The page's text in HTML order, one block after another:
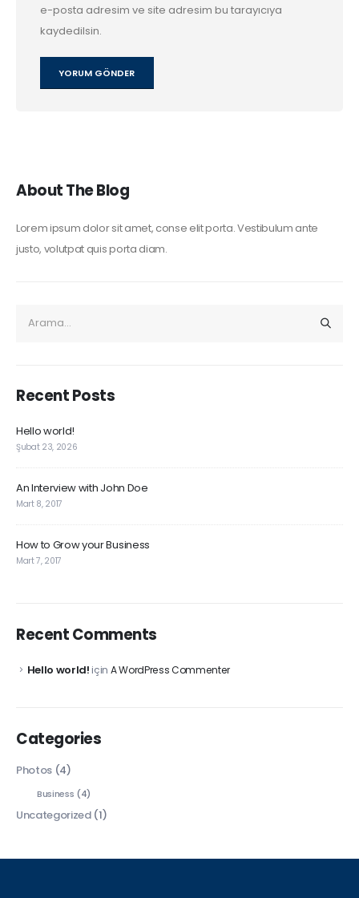
e-posta adresim ve site adresim bu tarayıcıya
kaydedilsin.
About The Blog
Lorem ipsum dolor sit amet, conse elit porta. Vestibulum ante
justo, volutpat quis porta diam.
Recent Posts
Hello world!
Şubat 23, 2026
An Interview with John Doe
Mart 8, 2017
How to Grow your Business
Mart 7, 2017
Recent Comments
Hello world! için A WordPress Commenter
Categories
Photos (4)
Business (4)
Uncategorized(1)